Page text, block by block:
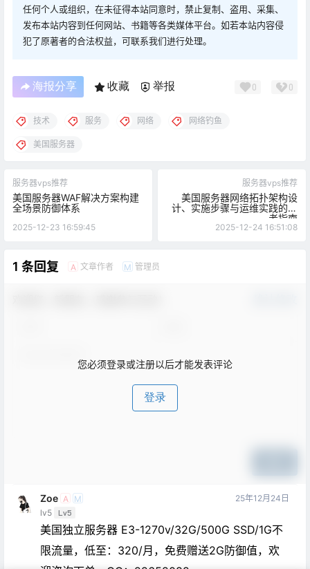
任何个人或组织，在未征得本站同意时，禁止复制、盗用、采集、
发布本站内容到任何网站、书籍等各类媒体平台。如若本站内容侵
犯了原著者的合法权益，可联系我们进行处理。
海报分享 收藏 举报 0 0
技术 服务 网络 网络钓鱼
美国服务器
服务器vps推荐
美国服务器WAF解决方案构建
全场景防御体系
2025-12-23 16:59:45
服务器vps推荐
美国服务器网络拓扑架构设
计、实施步骤与运维实践的参
考指南
2025-12-24 16:51:08
1 条回复 A 文章作者 M 管理员
您必须登录或注册以后才能发表评论
登录
Zoe A
M
lv5 Lv5
25年12月24日
美国独立服务器 E3-1270v/32G/500G SSD/1G不
限流量，低至：320/月，免费赠送2G防御值，欢